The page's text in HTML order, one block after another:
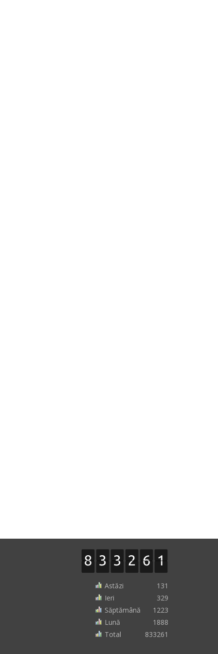
Astăzi
131
Ieri
329
Săptămână
1223
Lună
1888
Total
833261